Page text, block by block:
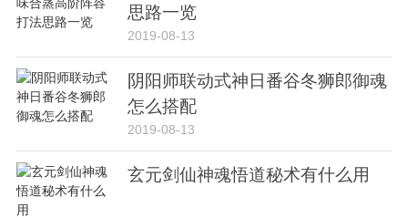
思路一览
2019-08-13
阴阳师联动式神日番谷冬狮郎御魂
怎么搭配
2019-08-13
玄元剑仙神魂悟道秘术有什么用